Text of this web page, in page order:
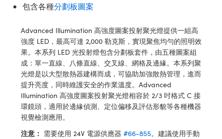
濺鍍）鍍膜光學元件
Elements (DOE) | 繞射光
Targets | 顯微鏡標靶
Stage Micrometers | 刻劃板或
Mechanics | 顯微鏡用結構件
and Couplers | 中繼鏡或耦合鏡
Microscopes | 袖珍顯微鏡
and Optomechanics |
Interface Cameras | 高速接口相
| 模擬相機
Optical Company
Components
Labs™
包含各種分劃板圖案
Advanced Illumination 高強度圖案投射聚光燈提供一組高
強度 LED，最高可達 2,000 勒克斯，實現聚焦均勻的照明效
果。本系列 LED 光投射燈包含分劃板套件，由五種圖案組
成：單一直線、八條直線、交叉線、網格及邊緣。本系列聚
光燈是以大型散熱器建構而成，可協助加強散熱管理，進而
提升亮度，同時維護安全的作業溫度。Advanced
Illumination 高強度圖案投射聚光燈相容於 2/3 吋格式 C 接
環鏡頭，適用於邊緣偵測、定位偏移及評估形貌等各種機器
視覺檢測應用。
注意： 需要使用 24V 電源供應器 #66-855。建議使用手動